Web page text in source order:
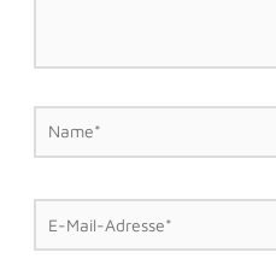
Name*
Mail-
Adresse*